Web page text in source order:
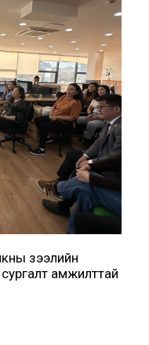
зээлийн
амжилттай